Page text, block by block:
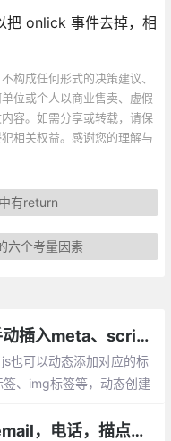
把 onlick 事件去掉，相
构成任何形式的决策建议、
位或个人以商业售卖、虚假
容。如需分享或转载，请保
相关权益。感谢您的理解与
有return
六个考量因素
js动态添加html标签和属性_手动插入meta、script、div、img等标签
也可以动态添加对应的标
、img标签等，动态创建
Html中a标签用法总结：创建email，电话，描点链接等。以及防止链接被搜索引擎收录